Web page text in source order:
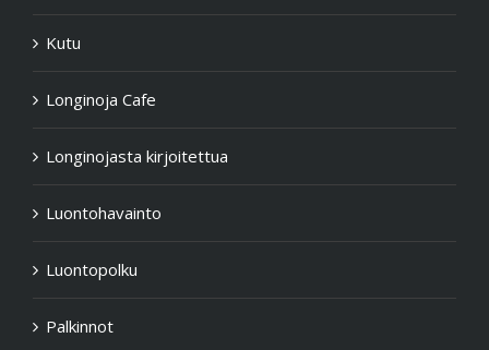
Kutu
Longinoja Cafe
Longinojasta kirjoitettua
Luontohavainto
Luontopolku
Palkinnot